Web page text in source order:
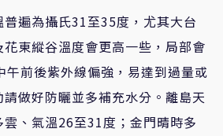
遍為攝氏31至35度，尤其大台
東縱谷溫度會更高一些，局部會
午前後紫外線偏強，易達到過量或
做好防曬並多補充水分。離島天
、氣溫26至31度；金門晴時多